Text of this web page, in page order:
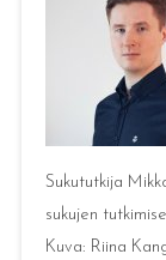
Sukututkija
sukujen
Kuva: Riina